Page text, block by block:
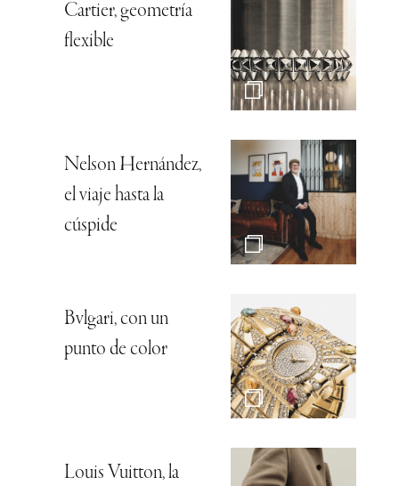
Cartier, geometría
flexible
Nelson Hernández,
el viaje hasta la
cúspide
Bvlgari, con un
punto de color
Louis Vuitton, la